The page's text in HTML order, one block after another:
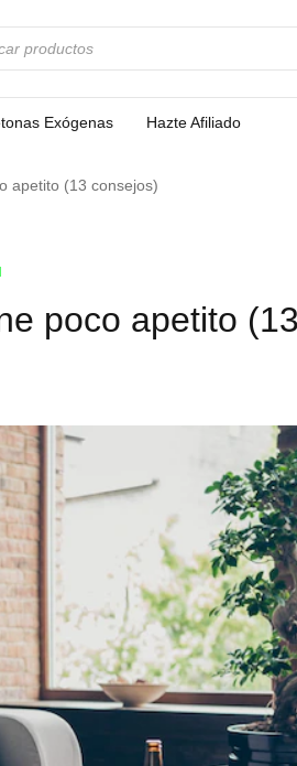
Exógenas Hazte Afiliado
apetito (13 consejos)
poco apetito (13